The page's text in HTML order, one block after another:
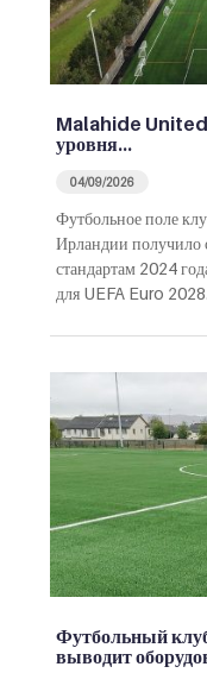
Malahide United
уровня…
04/09/2026
Футбольное поле
Ирландии получило
стандартам 2024
для UEFA Euro 2028.
Футбольный
выводит